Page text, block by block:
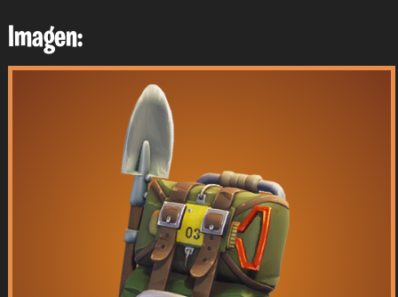
Imagen: